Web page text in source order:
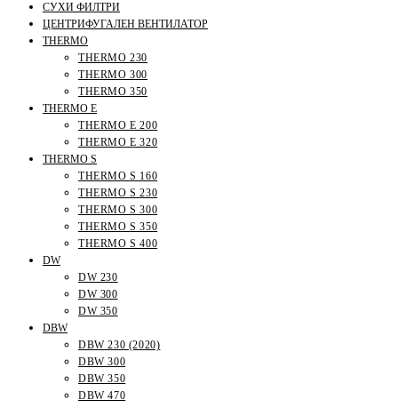
СУХИ ФИЛТРИ
ЦЕНТРИФУГАЛЕН ВЕНТИЛАТОР
THERMO
THERMO 230
THERMO 300
THERMO 350
THERMO E
THERMO E 200
THERMO E 320
THERMO S
THERMO S 160
THERMO S 230
THERMO S 300
THERMO S 350
THERMO S 400
DW
DW 230
DW 300
DW 350
DBW
DBW 230 (2020)
DBW 300
DBW 350
DBW 470